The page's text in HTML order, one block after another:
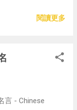
閱讀更多
言 - Chinese